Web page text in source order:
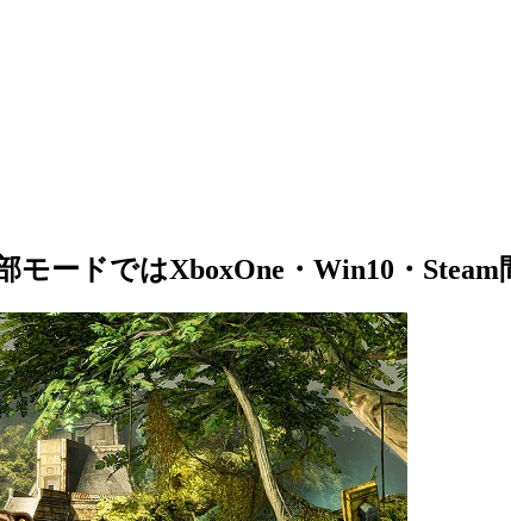
モードではXboxOne・Win10・